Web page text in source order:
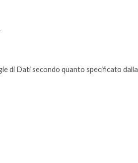
di Dati secondo quanto specificato dalla